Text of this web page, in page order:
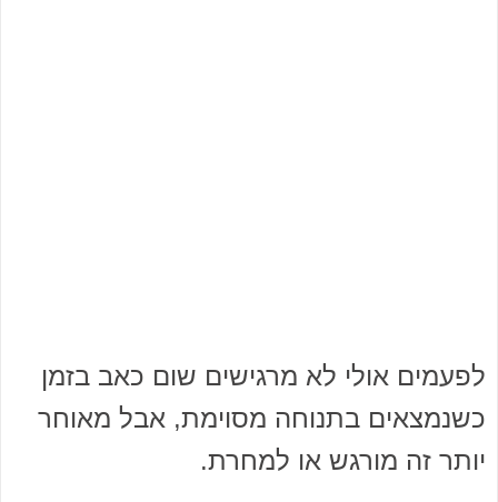
לפעמים אולי לא מרגישים שום כאב בזמן
כשנמצאים בתנוחה מסוימת, אבל מאוחר
יותר זה מורגש או למחרת.